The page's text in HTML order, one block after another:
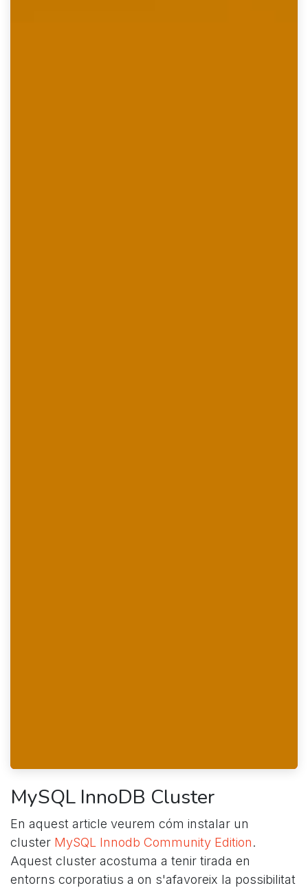
MySQL InnoDB Cluster
En aquest article veurem cóm instalar un
cluster MySQL Innodb Community Edition.
Aquest cluster acostuma a tenir tirada en
entorns corporatius a on s'afavoreix la possibilitat